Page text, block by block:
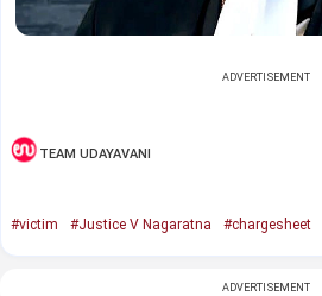
ADVERTISEMENT
TEAM UDAYAVANI
#victim #Justice V Nagaratna #chargesheet
ADVERTISEMENT